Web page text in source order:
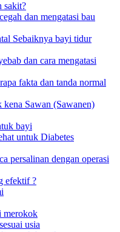
sakit?
dan mengatasi bau
Sebaiknya bayi tidur
dan cara mengatasi
fakta dan tanda normal
kena Sawan (Sawanen)
bayi
untuk Diabetes
persalinan dengan operasi
efektif ?
merokok
usia